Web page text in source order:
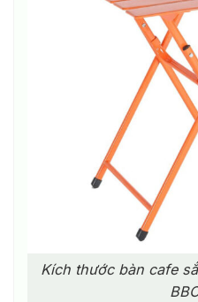
Kích thước bàn cafe